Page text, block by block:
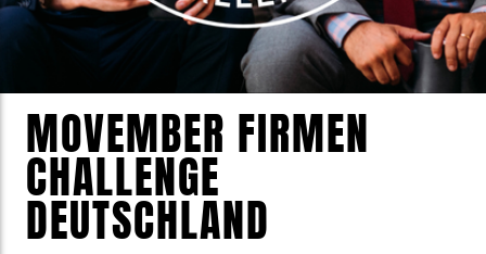
MOVEMBER FIRMEN
CHALLENGE
DEUTSCHLAND